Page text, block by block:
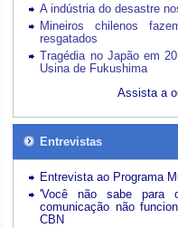
A indústria do desastre
Mineiros chilenos
resgatados
Tragédia no Japão em
Usina de Fukushima
Assista a
Entrevistas
Entrevista ao Programa
'Você não sabe para
comunicação não
CBN